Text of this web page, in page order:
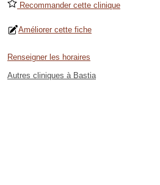
Recommander cette clinique
Améliorer cette fiche
Renseigner les horaires
Autres cliniques à Bastia